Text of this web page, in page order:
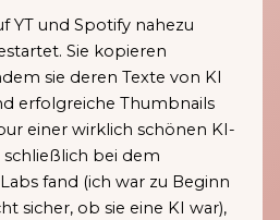
YT und Spotify nahezu
Sie kopieren
sie deren Texte von KI
erfolgreiche Thumbnails
einer wirklich schönen KI-
schließlich bei dem
fand (ich war zu Beginn
sicher, ob sie eine KI war),